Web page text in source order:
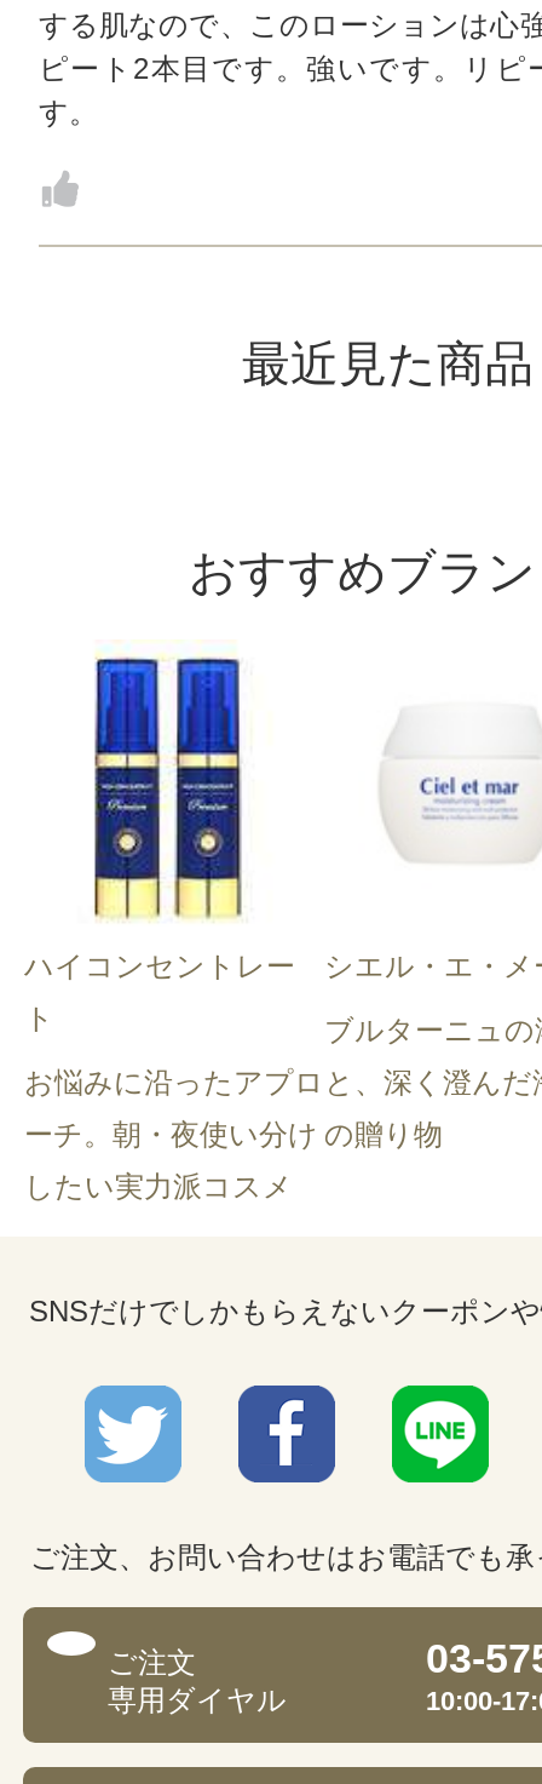
する肌なので、このローションは心
ピート2本目です。強いです。リピ
す。
最近見た商品
おすすめブラ
ハイコンセントレー
ト
お悩みに沿ったアプロ
ーチ。朝・夜使い分け
したい実力派コスメ
シエル・エ・メ
ブルターニュの
と、深く澄んだ
の贈り物
SNSだけでしかもらえないクーポン
ご注文、お問い合わせはお電話でも
ご注文
専用ダイヤル
03-
10:00-